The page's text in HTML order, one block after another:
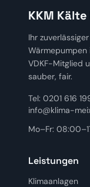
KKM
Ihr
Wärmepumpen
VDKF-Mitglied
sauber, fair.
Tel: 0201 616
info@klima-
Mo–Fr:
Leistungen
Klimaanlagen